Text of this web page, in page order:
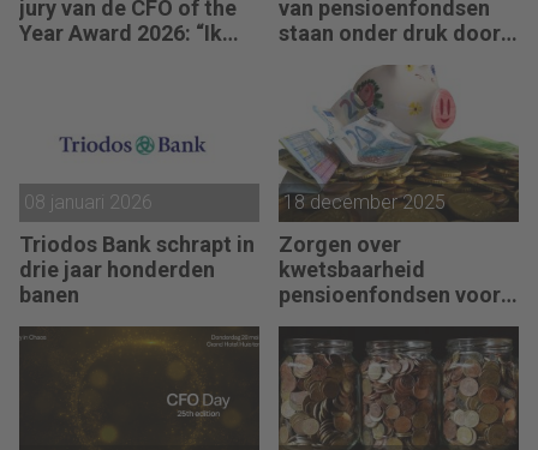
jury van de CFO of the
Year Award 2026: “Ik
leiderschap.”
van pensioenfondsen
staan onder druk door
spanningen
08 januari 2026
Triodos Bank schrapt in
drie jaar honderden
banen
18 december 2025
Zorgen over
kwetsbaarheid
pensioenfondsen voor